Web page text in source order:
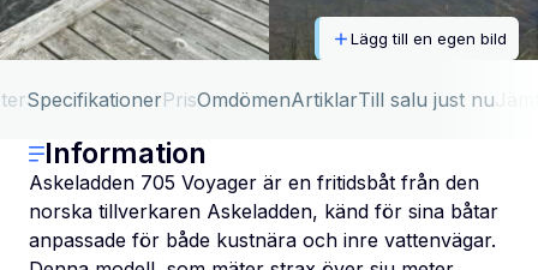
Lägg till en egen bild
SpecifikationerPrisOmdömenArtiklarTill salu just nu
Information
Askeladden 705 Voyager är en fritidsbåt från den
norska tillverkaren Askeladden, känd för sina båtar
anpassade för både kustnära och inre vattenvägar.